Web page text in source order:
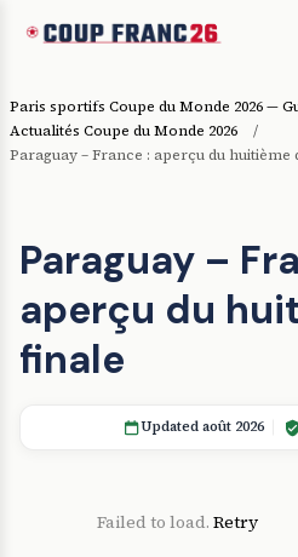
Paris sportifs Coupe du Monde 2026 —
Actualités Coupe du Monde 2026
/
Paraguay – France : aperçu du huitième
Paraguay –
aperçu du
finale
Updated août 2026
Failed to load. Retry